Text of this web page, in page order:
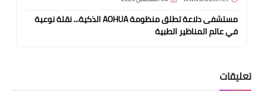
مستشفى دلاعة تطلق منظومة AOHUA الذكية... نقلة نوعية
في عالم المناظير الطبية
تعليقات